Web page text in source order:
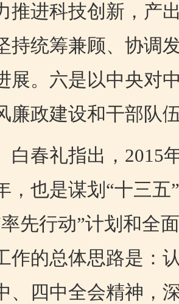
推进科技创新，产
持统筹兼顾、协调
展。六是以中央对
廉政建设和干部队
春礼指出，2015年
，也是谋划“十三
先行动”计划和全
作的总体思路是：
、四中全会精神，